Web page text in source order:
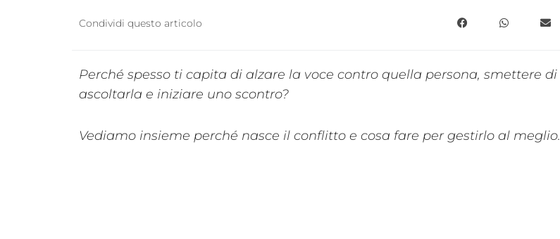
Condividi questo articolo
Perché spesso ti capita di alzare la voce contro quella persona, smettere di
ascoltarla e iniziare uno scontro?
Vediamo insieme perché nasce il conflitto e cosa fare per gestirlo al meglio.